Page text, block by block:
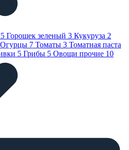
5 Горошек зеленый 3 Кукуруза 2
Огурцы 7 Томаты 3 Томатная паста
5 Грибы 5 Овощи прочие 10